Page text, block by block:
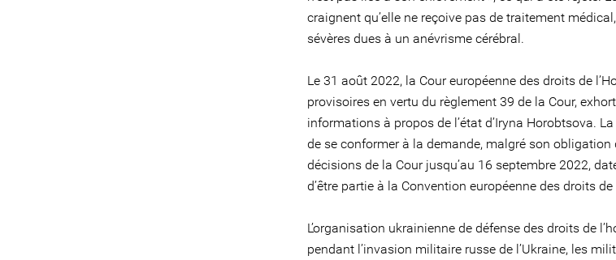
craignent qu’elle ne reçoive pas de traitement
sévères dues à un anévrisme cérébral.
Le 31 août 2022, la Cour européenne des droits de
provisoires en vertu du règlement 39 de la Cour,
informations à propos de l’état d’Iryna Horobtsova.
de se conformer à la demande, malgré son obligation
décisions de la Cour jusqu’au 16 septembre 2022,
d’être partie à la Convention européenne des droits de
L’organisation ukrainienne de défense des droits de
pendant l’invasion militaire russe de l’Ukraine, les